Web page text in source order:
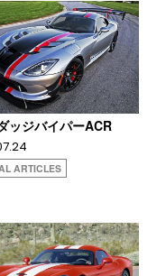
ッジバイパーACR
ARTICLES